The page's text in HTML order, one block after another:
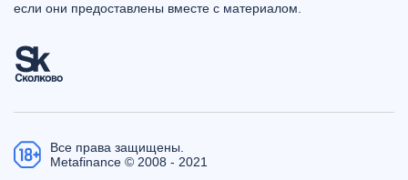
если они предоставлены вместе с материалом.
Все права защищены.
Metafinance © 2008 - 2021